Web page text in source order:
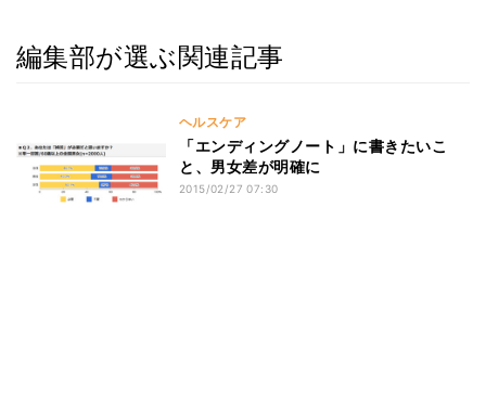
編集部が選ぶ関連記事
ヘルスケア
「エンディングノート」に書きたいこ
と、男女差が明確に
2015/02/27 07:30